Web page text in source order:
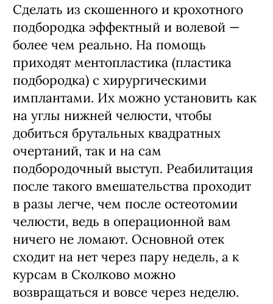
Сделать из скошенного и крохотного
подбородка эффектный и волевой —
более чем реально. На помощь
приходят ментопластика (пластика
подбородка) с хирургическими
имплантами. Их можно установить как
на углы нижней челюсти, чтобы
добиться брутальных квадратных
очертаний, так и на сам
подбородочный выступ. Реабилитация
после такого вмешательства проходит
в разы легче, чем после остеотомии
челюсти, ведь в операционной вам
ничего не ломают. Основной отек
сходит на нет через пару недель, а к
курсам в Сколково можно
возвращаться и вовсе через неделю.